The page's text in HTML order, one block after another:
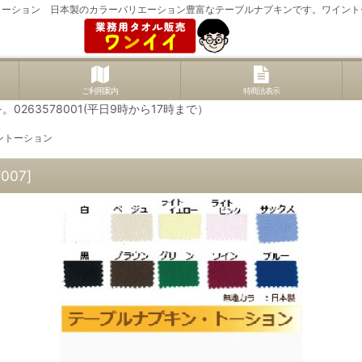
ション 日本製のカラーバリエーション豊富なテーブルナプキンです。ワイン
ご利用案内 特商法表示
0263578001(平日9時から17時まで）
トーション
]